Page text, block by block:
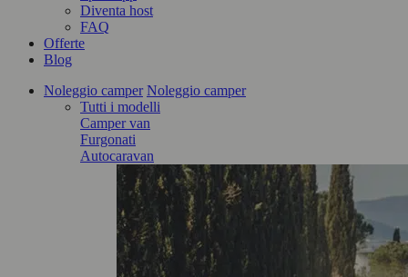
Diventa host
FAQ
Offerte
Blog
Noleggio camper Noleggio camper
Tutti i modelli
Camper van
Furgonati
Autocaravan